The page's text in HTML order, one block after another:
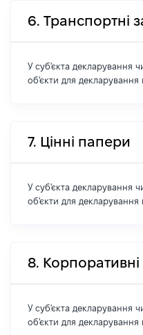
6. Транспортні
У суб'єкта декларування
об'єкти для декларування
7. Цінні папери
У суб'єкта декларування
об'єкти для декларування
8.
У суб'єкта декларування
об'єкти для декларування